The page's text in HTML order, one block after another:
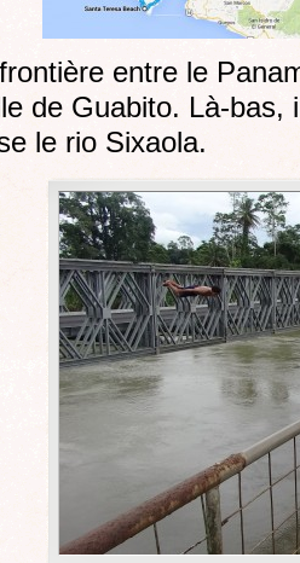
entre le
de Guabito. Là-bas,
le rio Sixaola.